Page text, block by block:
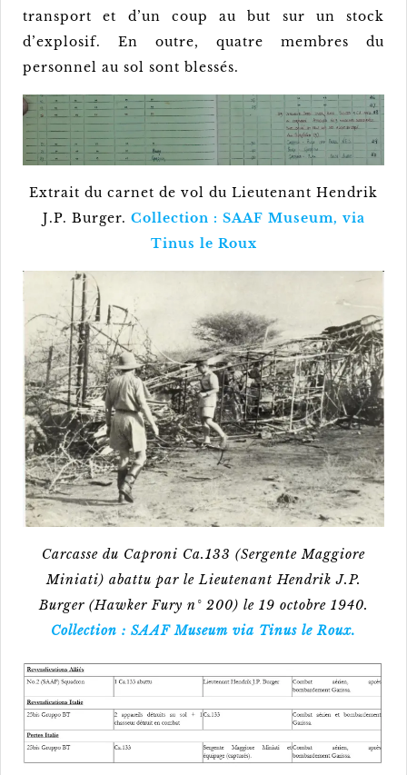
transport et d’un coup au but sur un stock
d’explosif. En outre, quatre membres du
personnel au sol sont blessés.
Extrait du carnet de vol du Lieutenant Hendrik
J.P. Burger. Collection : SAAF Museum, via
Tinus le Roux
Carcasse du Caproni Ca.133 (Sergente Maggiore
Miniati) abattu par le Lieutenant Hendrik J.P.
Burger (Hawker Fury n° 200) le 19 octobre 1940.
Collection : SAAF Museum via Tinus le Roux.